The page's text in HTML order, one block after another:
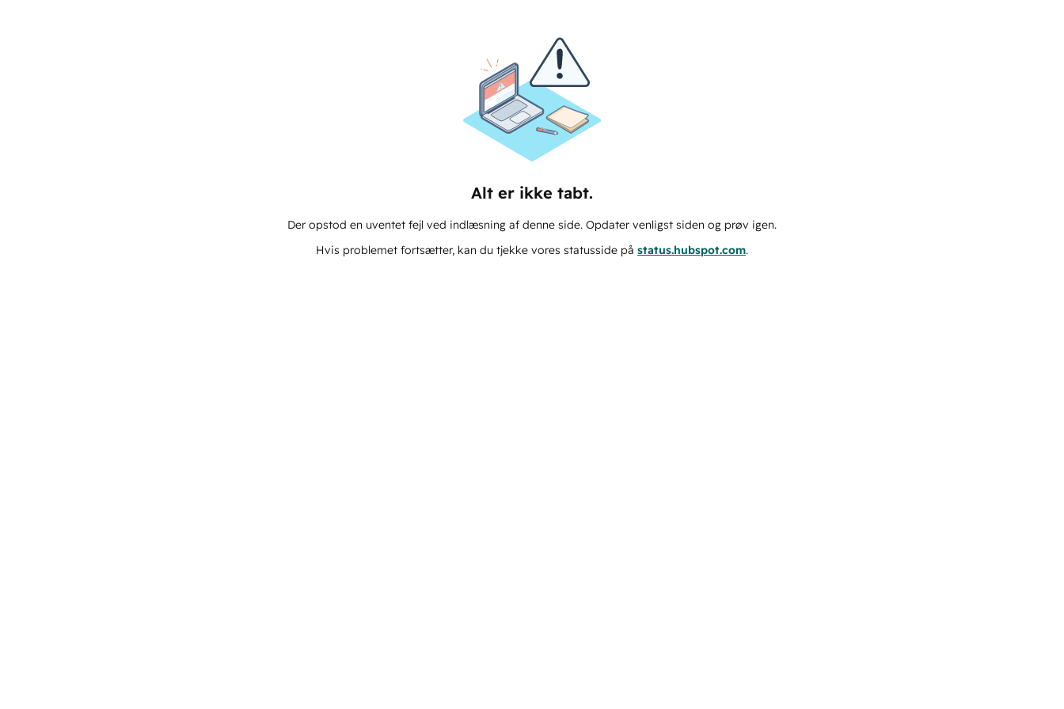
Alt er ikke tabt.
Der opstod en uventet fejl ved indlæsning af denne side. Opdater venligst siden og prøv igen.
Hvis problemet fortsætter, kan du tjekke vores statusside på status.hubspot.com.